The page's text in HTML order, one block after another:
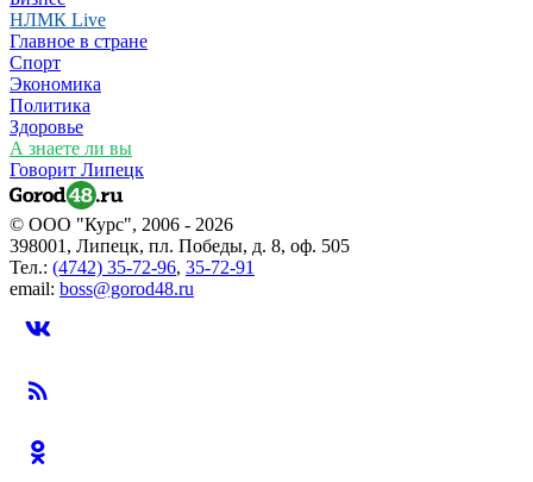
НЛМК Live
Главное в стране
Спорт
Экономика
Политика
Здоровье
А знаете ли вы
Говорит Липецк
© ООО "Курс", 2006 - 2026
398001, Липецк, пл. Победы, д. 8, оф. 505
Тел.: (4742) 35-72-96, 35-72-91
email: boss@gorod48.ru